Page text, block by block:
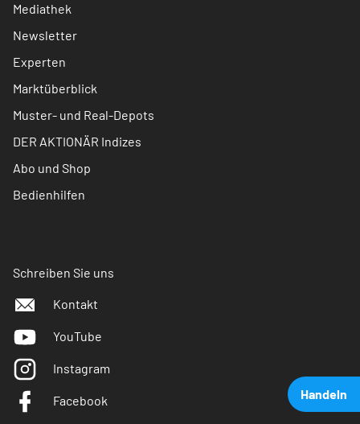
Handeln
Mediathek
Newsletter
Experten
Marktüberblick
Muster- und Real-Depots
DER AKTIONÄR Indizes
Abo und Shop
Bedienhilfen
Schreiben Sie uns
Kontakt
YouTube
Instagram
Facebook